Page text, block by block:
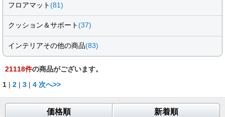
フロアマット(81)
クッション＆サポート(37)
インテリアその他の商品(83)
21118件の商品がございます。
1 | 2 | 3 | 4 次へ>>
価格順 新着順